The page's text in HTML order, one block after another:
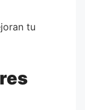
tu